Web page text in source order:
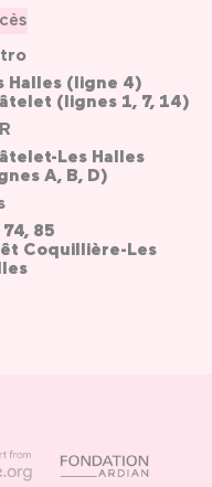
Halles (ligne 4)
(lignes 1, 7, 14)
Les Halles
A, B, D)
74, 85
Coquillière-Les